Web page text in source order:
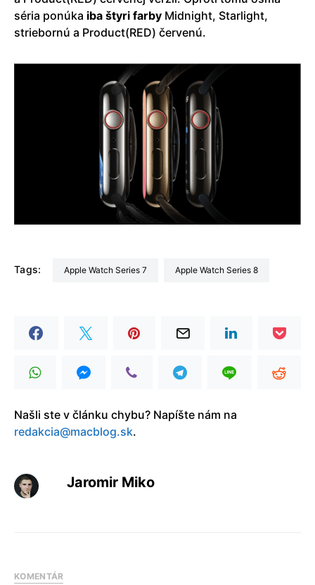
séria ponúka iba štyri farby Midnight, Starlight,
striebornú a Product(RED) červenú.
Tags: Apple Watch Series 7 Apple Watch Series 8
Našli ste v článku chybu? Napíšte nám na
redakcia@macblog.sk.
Jaromir Miko
KOMENTÁR